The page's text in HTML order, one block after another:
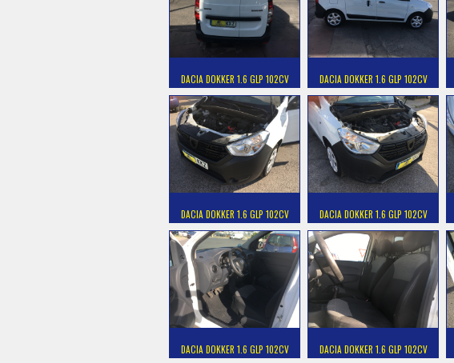
DACIA DOKKER 1.6 GLP 102CV DACIA DOKKER 1.6 GLP 102CV
DACIA DOKKER 1.6 GLP 102CV DACIA DOKKER 1.6 GLP 102CV
DACIA DOKKER 1.6 GLP 102CV DACIA DOKKER 1.6 GLP 102CV